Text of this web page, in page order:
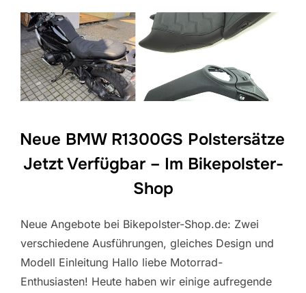
Neue BMW R1300GS Polstersätze
Jetzt Verfügbar – Im Bikepolster-
Shop
Neue Angebote bei Bikepolster-Shop.de: Zwei
verschiedene Ausführungen, gleiches Design und
Modell Einleitung Hallo liebe Motorrad-
Enthusiasten! Heute haben wir einige aufregende